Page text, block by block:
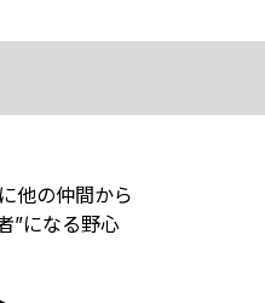
他の仲間から
”になる野心